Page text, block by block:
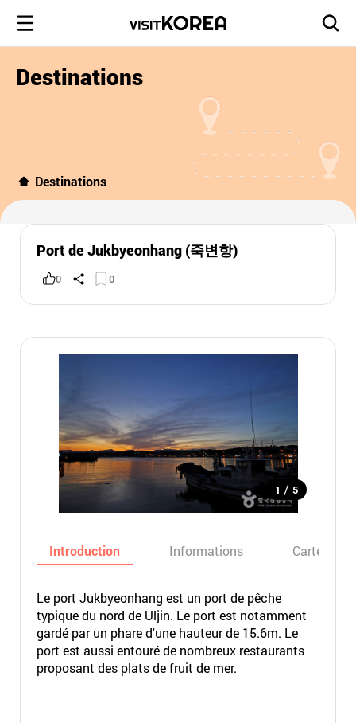
Destinations
Destinations
Port de Jukbyeonhang (죽변항)
0 0
1 / 5
Introduction Informations Carte
Le port Jukbyeonhang est un port de pêche
typique du nord de Uljin. Le port est notamment
gardé par un phare d'une hauteur de 15.6m. Le
port est aussi entouré de nombreux restaurants
proposant des plats de fruit de mer.